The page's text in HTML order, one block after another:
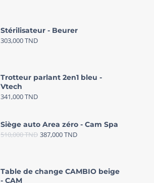
Stérilisateur - Beurer
303,000TND
Trotteur parlant 2en1 bleu -
Vtech
341,000TND
Siège auto Area zéro - Cam Spa
510,000TND 387,000TND
Table de change CAMBIO beige
- CAM